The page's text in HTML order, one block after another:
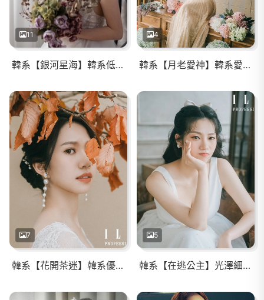
11
韓系【銀河星海】韓系低馬尾/輕透自然眼妝
4
韓系【月老愛神】韓系愛心瀏海/輕透自然眼妝
7
韓系【花開茶迷】韓系優雅盤髮/輕透自然眼妝
5
韓系【在逃公主】光澤細緻妝感/浪漫公主頭